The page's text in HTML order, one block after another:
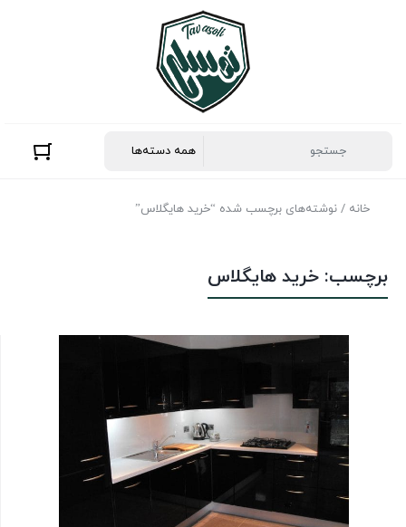
خانه / نوشته‌های برچسب شده “خرید هایگلاس”
برچسب: خرید هایگلاس